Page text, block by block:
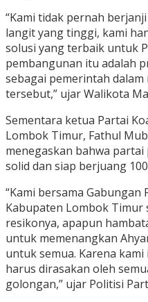
“Kami tidak pernah
langit yang tinggi, kami
solusi yang terbaik untuk
pembangunan itu adalah
sebagai pemerintah
tersebut,” ujar Walikota
Sementara ketua Partai
Lombok Timur, Fathul
menegaskan bahwa
solid dan siap berjuang
“Kami bersama
Kabupaten Lombok
resikonya, apapun
untuk memenangkan
untuk semua. Karena
harus dirasakan oleh
golongan,” ujar Politisi